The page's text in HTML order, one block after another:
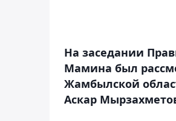
На заседании
Мамина был
Жамбылской
Аскар